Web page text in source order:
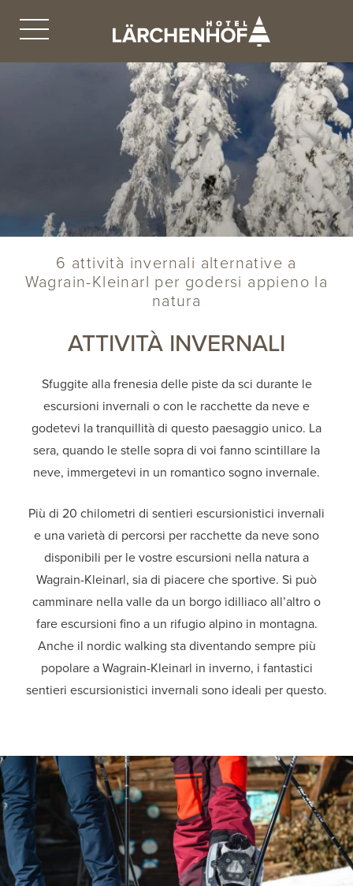
6 attività invernali alternative a
Wagrain-Kleinarl per godersi appieno la
natura
ATTIVITÀ INVERNALI
Sfuggite alla frenesia delle piste da sci durante le
escursioni invernali o con le racchette da neve e
godetevi la tranquillità di questo paesaggio unico. La
sera, quando le stelle sopra di voi fanno scintillare la
neve, immergetevi in un romantico sogno invernale.
Più di 20 chilometri di sentieri escursionistici invernali
e una varietà di percorsi per racchette da neve sono
disponibili per le vostre escursioni nella natura a
Wagrain-Kleinarl, sia di piacere che sportive. Si può
camminare nella valle da un borgo idilliaco all’altro o
fare escursioni fino a un rifugio alpino in montagna.
Anche il nordic walking sta diventando sempre più
popolare a Wagrain-Kleinarl in inverno, i fantastici
sentieri escursionistici invernali sono ideali per questo.